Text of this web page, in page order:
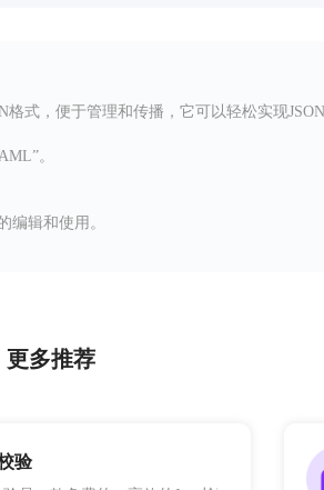
式，便于管理和传播，它可以轻松实现
。
编辑和使用。
更多推荐
验